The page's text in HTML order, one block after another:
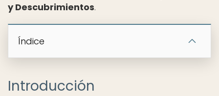
y Descubrimientos.
Índice
Introducción